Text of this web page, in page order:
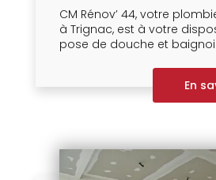
CM Rénov’ 44, votre
à Trignac, est à votre
pose de douche et
En